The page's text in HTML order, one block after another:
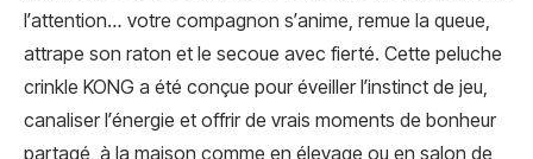
l’attention… votre compagnon s’anime, remue la queue,
attrape son raton et le secoue avec fierté. Cette peluche
crinkle KONG a été conçue pour éveiller l’instinct de jeu,
canaliser l’énergie et offrir de vrais moments de bonheur
partagé, à la maison comme en élevage ou en salon de